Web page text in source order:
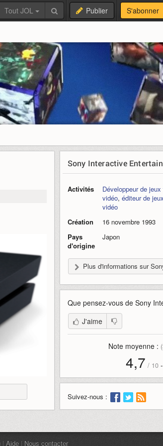
Tout JOL Publier S'abonner
Sony Interactive
Activités Développeur de
vidéo, éditeur de
vidéo
Création
16 novembre 1993
Pays
d'origine
Japon
Plus d'informations sur
Que pensez-vous de Sony
J'aime
Note moyenne : (
4,7 / 10-
Suivez-nous :
| Aide | Nous contacter